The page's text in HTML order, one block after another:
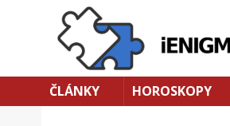
ČLÁNKY HOROSKOPY